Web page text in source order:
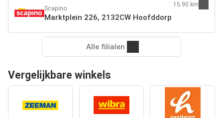
Scapino
Marktplein 226, 2132CW Hoofddorp
15.90 km
Alle filialen
Vergelijkbare winkels